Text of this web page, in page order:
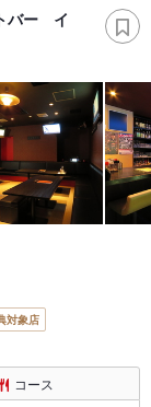
バー イ
対象店
コース